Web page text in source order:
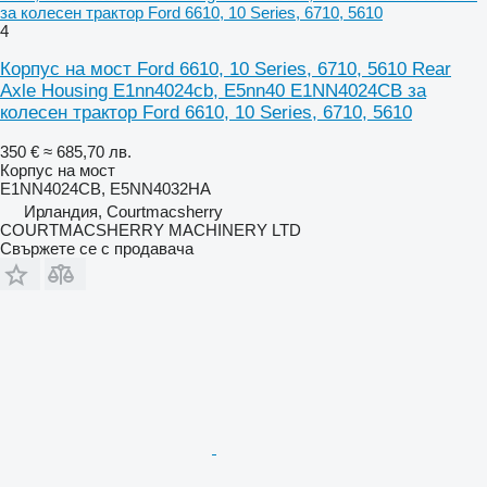
за колесен трактор Ford 6610, 10 Series, 6710, 5610
4
Корпус на мост Ford 6610, 10 Series, 6710, 5610 Rear
Axle Housing E1nn4024cb, E5nn40 E1NN4024CB за
колесен трактор Ford 6610, 10 Series, 6710, 5610
350 € ≈ 685,70 лв.
Корпус на мост
E1NN4024CB, E5NN4032HA
Ирландия, Courtmacsherry
COURTMACSHERRY MACHINERY LTD
Свържете се с продавача